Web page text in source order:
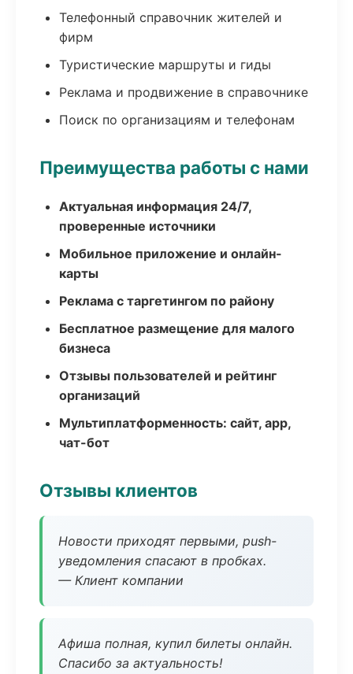
Телефонный справочник жителей и
фирм
Туристические маршруты и гиды
Реклама и продвижение в справочнике
Поиск по организациям и телефонам
Преимущества работы с нами
Актуальная информация 24/7,
проверенные источники
Мобильное приложение и онлайн-
карты
Реклама с таргетингом по району
Бесплатное размещение для малого
бизнеса
Отзывы пользователей и рейтинг
организаций
Мультиплатформенность: сайт, app,
чат-бот
Отзывы клиентов
Новости приходят первыми, push-
уведомления спасают в пробках.
— Клиент компании
Афиша полная, купил билеты онлайн.
Спасибо за актуальность!